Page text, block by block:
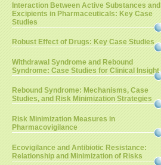
Interaction Between Active Substances and
Excipients in Pharmaceuticals: Key Case
Studies
Robust Effect of Drugs: Key Case Studies
Withdrawal Syndrome and Rebound
Syndrome: Case Studies for Clinical Insight
Rebound Syndrome: Mechanisms, Case
Studies, and Risk Minimization Strategies
Risk Minimization Measures in
Pharmacovigilance
Ecovigilance and Antibiotic Resistance:
Relationship and Minimization of Risks